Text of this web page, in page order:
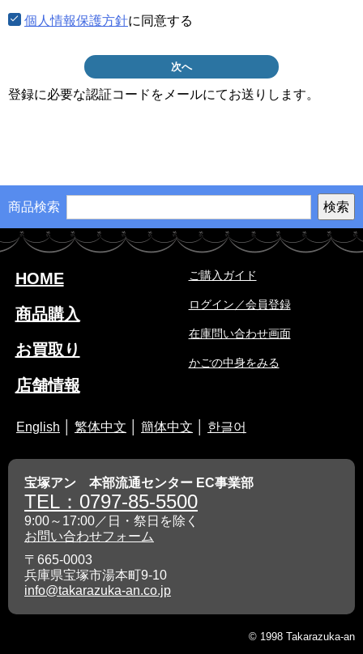
個人情報保護方針に同意する
次へ
登録に必要な認証コードをメールにてお送りします。
商品検索
HOME
商品購入
お買取り
店舗情報
ご購入ガイド
ログイン／会員登録
在庫問い合わせ画面
かごの中身をみる
English 繁体中文 簡体中文 한글어
宝塚アン 本部流通センター EC事業部
TEL：0797-85-5500
9:00～17:00／日・祭日を除く
お問い合わせフォーム
〒665-0003
兵庫県宝塚市湯本町9-10
info@takarazuka-an.co.jp
© 1998 Takarazuka-an